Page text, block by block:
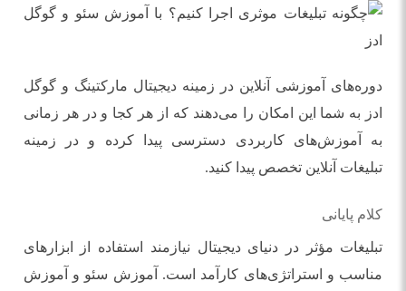
دوره‌های آموزشی آنلاین در زمینه دیجیتال مارکتینگ و گوگل
ادز به شما این امکان را می‌دهند که از هر کجا و در هر زمانی
به آموزش‌های کاربردی دسترسی پیدا کرده و در زمینه
تبلیغات آنلاین تخصص پیدا کنید.
کلام پایانی
تبلیغات مؤثر در دنیای دیجیتال نیازمند استفاده از ابزارهای
مناسب و استراتژی‌های کارآمد است. آموزش سئو و آموزش